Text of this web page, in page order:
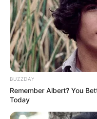
BUZZDAY
Remember Albert? You
Today